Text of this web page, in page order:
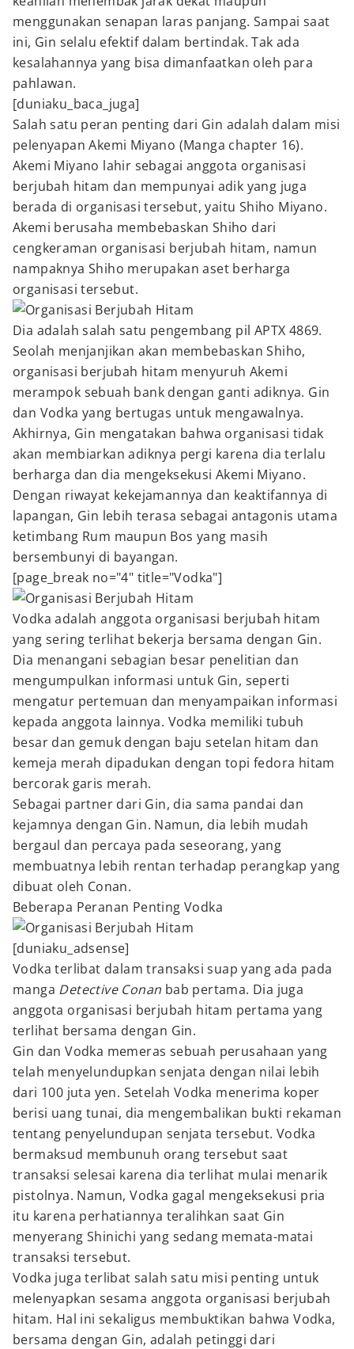
menggunakan senapan laras panjang. Sampai saat
ini, Gin selalu efektif dalam bertindak. Tak ada
kesalahannya yang bisa dimanfaatkan oleh para
pahlawan.
[duniaku_baca_juga]
Salah satu peran penting dari Gin adalah dalam misi
pelenyapan Akemi Miyano (Manga chapter 16).
Akemi Miyano lahir sebagai anggota organisasi
berjubah hitam dan mempunyai adik yang juga
berada di organisasi tersebut, yaitu Shiho Miyano.
Akemi berusaha membebaskan Shiho dari
cengkeraman organisasi berjubah hitam, namun
nampaknya Shiho merupakan aset berharga
organisasi tersebut.
Dia adalah salah satu pengembang pil APTX 4869.
Seolah menjanjikan akan membebaskan Shiho,
organisasi berjubah hitam menyuruh Akemi
merampok sebuah bank dengan ganti adiknya. Gin
dan Vodka yang bertugas untuk mengawalnya.
Akhirnya, Gin mengatakan bahwa organisasi tidak
akan membiarkan adiknya pergi karena dia terlalu
berharga dan dia mengeksekusi Akemi Miyano.
Dengan riwayat kekejamannya dan keaktifannya di
lapangan, Gin lebih terasa sebagai antagonis utama
ketimbang Rum maupun Bos yang masih
bersembunyi di bayangan.
[page_break no="4" title="Vodka"]
Vodka adalah anggota organisasi berjubah hitam
yang sering terlihat bekerja bersama dengan Gin.
Dia menangani sebagian besar penelitian dan
mengumpulkan informasi untuk Gin, seperti
mengatur pertemuan dan menyampaikan informasi
kepada anggota lainnya. Vodka memiliki tubuh
besar dan gemuk dengan baju setelan hitam dan
kemeja merah dipadukan dengan topi fedora hitam
bercorak garis merah.
Sebagai partner dari Gin, dia sama pandai dan
kejamnya dengan Gin. Namun, dia lebih mudah
bergaul dan percaya pada seseorang, yang
membuatnya lebih rentan terhadap perangkap yang
dibuat oleh Conan.
Beberapa Peranan Penting Vodka
[duniaku_adsense]
Vodka terlibat dalam transaksi suap yang ada pada
manga Detective Conan bab pertama. Dia juga
anggota organisasi berjubah hitam pertama yang
terlihat bersama dengan Gin.
Gin dan Vodka memeras sebuah perusahaan yang
telah menyelundupkan senjata dengan nilai lebih
dari 100 juta yen. Setelah Vodka menerima koper
berisi uang tunai, dia mengembalikan bukti rekaman
tentang penyelundupan senjata tersebut. Vodka
bermaksud membunuh orang tersebut saat
transaksi selesai karena dia terlihat mulai menarik
pistolnya. Namun, Vodka gagal mengeksekusi pria
itu karena perhatiannya teralihkan saat Gin
menyerang Shinichi yang sedang memata-matai
transaksi tersebut.
Vodka juga terlibat salah satu misi penting untuk
melenyapkan sesama anggota organisasi berjubah
hitam. Hal ini sekaligus membuktikan bahwa Vodka,
bersama dengan Gin, adalah petinggi dari